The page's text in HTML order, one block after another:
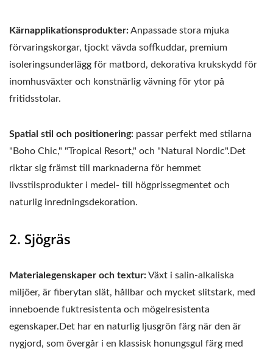
Kärnapplikationsprodukter:Anpassade stora mjuka
förvaringskorgar, tjockt vävda soffkuddar, premium
isoleringsunderlägg för matbord, dekorativa krukskydd för
inomhusväxter och konstnärlig vävning för ytor på
fritidsstolar.
Spatial stil och positionering: passar perfekt med stilarna
"Boho Chic," "Tropical Resort," och "Natural Nordic".Det
riktar sig främst till marknaderna för hemmet
livsstilsprodukter i medel- till högprissegmentet och
naturlig inredningsdekoration.
2. Sjögräs
Materialegenskaper och textur:Växt i salin-alkaliska
miljöer, är fiberytan slät, hållbar och mycket slitstark, med
inneboende fuktresistenta och mögelresistenta
egenskaper.Det har en naturlig ljusgrön färg när den är
nygjord, som övergår i en klassisk honungsgul färg med